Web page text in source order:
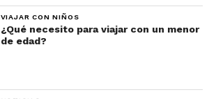
VIAJAR CON NIÑOS
¿Qué necesito para viajar con un menor
de edad?